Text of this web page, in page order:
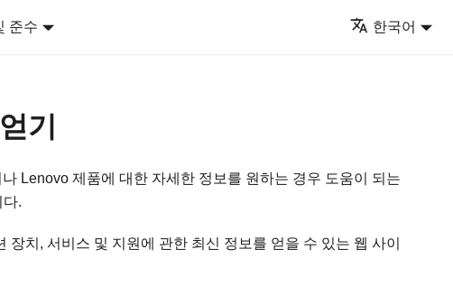
준수 한국어
기
Lenovo 제품에 대한 자세한 정보를 원하는 경우 도움이 되는
.
치, 서비스 및 지원에 관한 최신 정보를 얻을 수 있는 웹 사이